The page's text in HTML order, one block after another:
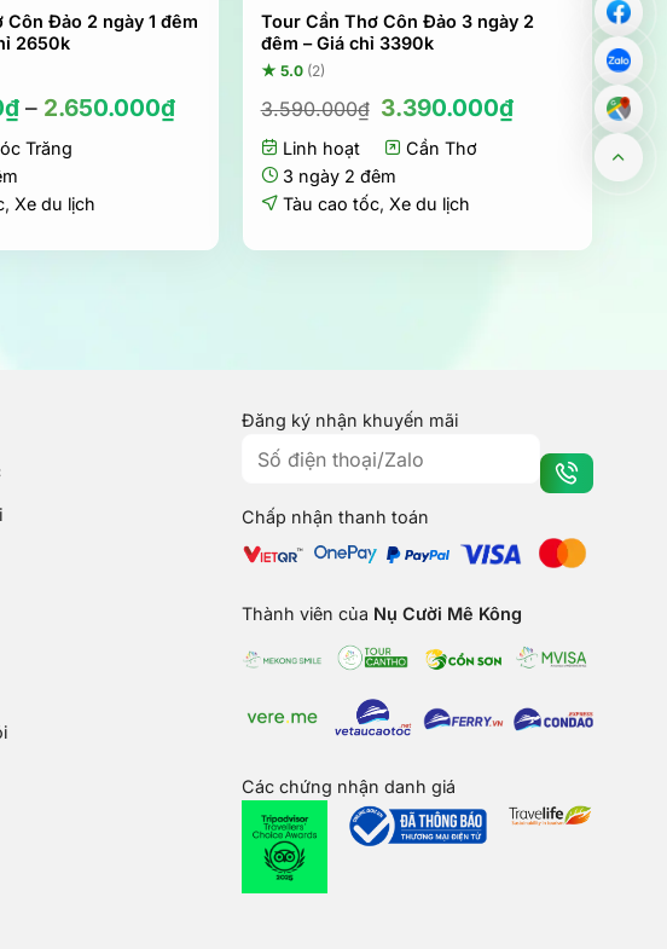
Côn Đảo 2 ngày 1 đêm
2650k
₫ – 2.650.000₫
Trăng
,Xe du lịch
Tour Cần Thơ Côn Đảo 3 ngày 2
đêm – Giá chỉ 3390k
★ 5.0 (2)
3.590.000₫ Giá
là:
3.590.000₫.
3.390.000₫Giá
Linh hoạt
Cần Thơ
3 ngày 2 đêm
Tàu cao tốc, Xe du lịch
Đăng ký nhận khuyến mãi
Chấp nhận thanh toán
Thành viên của Nụ Cười Mê Kông
Các chứng nhận danh giá